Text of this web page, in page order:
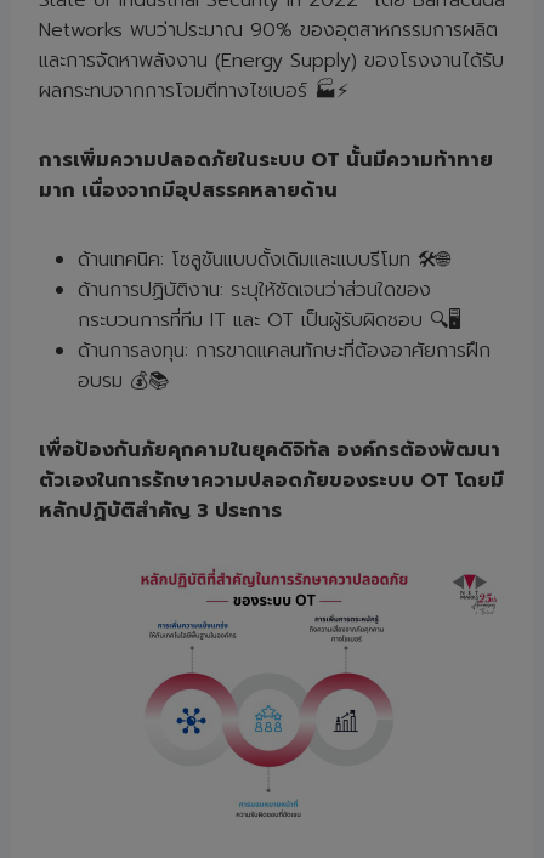
Networks พบว่าประมาณ 90% ของอุตสาหกรรมการผลิต
และการจัดหาพลังงาน (Energy Supply) ของโรงงานได้รับ
ผลกระทบจากการโจมตีทางไซเบอร์ 🏭⚡
การเพิ่มความปลอดภัยในระบบ OT นั้นมีความท้าทาย
มาก เนื่องจากมีอุปสรรคหลายด้าน
ด้านเทคนิค: โซลูชันแบบดั้งเดิมและแบบรีโมท 🛠️🌐
ด้านการปฏิบัติงาน: ระบุให้ชัดเจนว่าส่วนใดของ
กระบวนการที่ทีม IT และ OT เป็นผู้รับผิดชอบ 🔍🖥️
ด้านการลงทุน: การขาดแคลนทักษะที่ต้องอาศัยการฝึก
อบรม 💰📚
เพื่อป้องกันภัยคุกคามในยุคดิจิทัล องค์กรต้องพัฒนา
ตัวเองในการรักษาความปลอดภัยของระบบ OT โดยมี
หลักปฏิบัติสำคัญ 3 ประการ